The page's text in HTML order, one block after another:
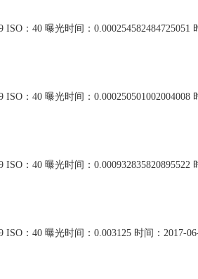
：40 曝光时间：0.000254582484725051
：40 曝光时间：0.000250501002004008
：40 曝光时间：0.000932835820895522
：40 曝光时间：0.003125 时间：2017-